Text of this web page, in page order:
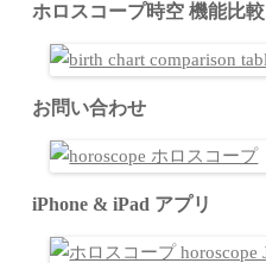
ホロスコープ時空 機能比較
お問い合わせ
iPhone & iPad アプリ